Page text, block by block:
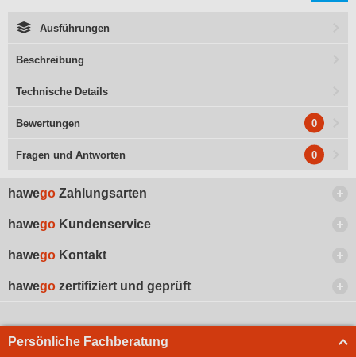
Persönliche Fachberatung
Ausführungen
Beschreibung
Technische Details
Bewertungen 0
Fragen und Antworten 0
hawego Zahlungsarten
hawego Kundenservice
hawego Kontakt
hawego zertifiziert und geprüft